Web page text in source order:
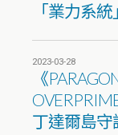
「業力系
2023-03-28
《
丁達爾島